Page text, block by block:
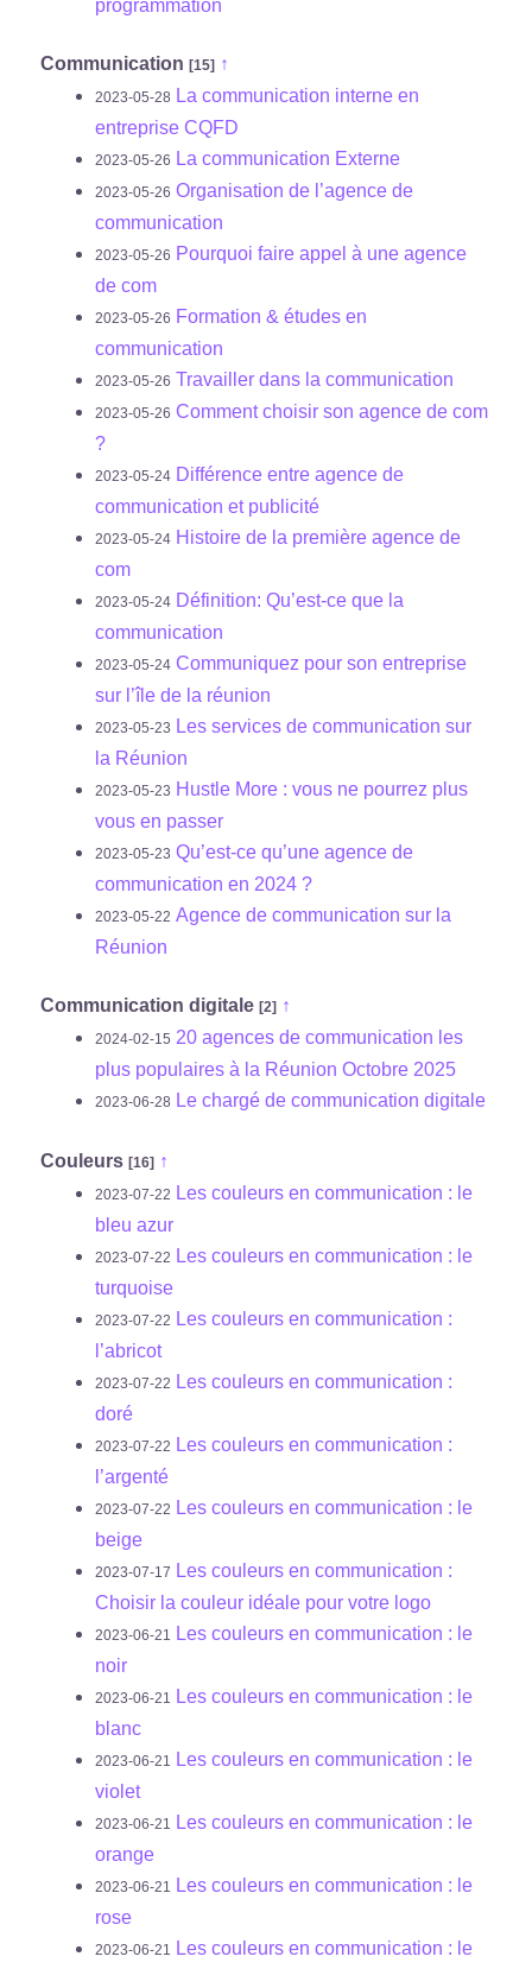
programmation
Communication [15] ↑
2023-05-28 La communication interne en
entreprise CQFD
2023-05-26 La communication Externe
2023-05-26 Organisation de l’agence de
communication
2023-05-26 Pourquoi faire appel à une agence
de com
2023-05-26 Formation & études en
communication
2023-05-26 Travailler dans la communication
2023-05-26 Comment choisir son agence de com
?
2023-05-24 Différence entre agence de
communication et publicité
2023-05-24 Histoire de la première agence de
com
2023-05-24 Définition: Qu’est-ce que la
communication
2023-05-24 Communiquez pour son entreprise
sur l’île de la réunion
2023-05-23 Les services de communication sur
la Réunion
2023-05-23 Hustle More : vous ne pourrez plus
vous en passer
2023-05-23 Qu’est-ce qu’une agence de
communication en 2024 ?
2023-05-22 Agence de communication sur la
Réunion
Communication digitale [2] ↑
2024-02-15 20 agences de communication les
plus populaires à la Réunion Octobre 2025
2023-06-28 Le chargé de communication digitale
Couleurs [16] ↑
2023-07-22 Les couleurs en communication : le
bleu azur
2023-07-22 Les couleurs en communication : le
turquoise
2023-07-22 Les couleurs en communication :
l’abricot
2023-07-22 Les couleurs en communication :
doré
2023-07-22 Les couleurs en communication :
l’argenté
2023-07-22 Les couleurs en communication : le
beige
2023-07-17 Les couleurs en communication :
Choisir la couleur idéale pour votre logo
2023-06-21
Les couleurs en communication : le
noir
2023-06-21
Les couleurs en communication : le
blanc
2023-06-21
Les couleurs en communication : le
violet
2023-06-21
Les couleurs en communication : le
orange
2023-06-21
Les couleurs en communication : le
rose
2023-06-21
Les couleurs en communication : le